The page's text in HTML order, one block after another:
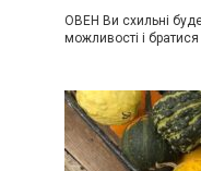
ОВЕН Ви схильні
можливості і